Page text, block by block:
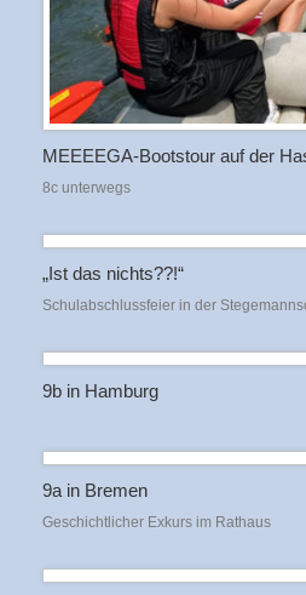
MEEEEGA-Bootstour auf der
8c unterwegs
„Ist das nichts??!“
Schulabschlussfeier in der
9b in Hamburg
9a in Bremen
Geschichtlicher Exkurs im Rathaus